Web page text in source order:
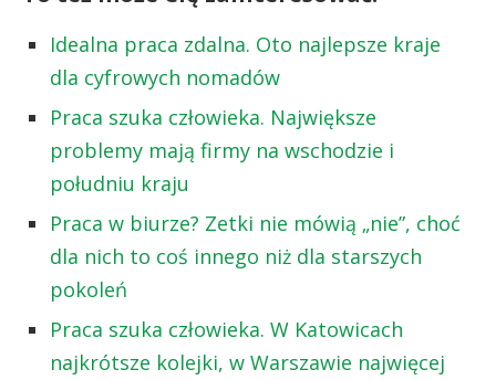
Idealna praca zdalna. Oto najlepsze kraje
dla cyfrowych nomadów
Praca szuka człowieka. Największe
problemy mają firmy na wschodzie i
południu kraju
Praca w biurze? Zetki nie mówią „nie”, choć
dla nich to coś innego niż dla starszych
pokoleń
Praca szuka człowieka. W Katowicach
najkrótsze kolejki, w Warszawie najwięcej